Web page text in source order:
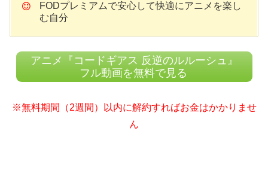
FODプレミアムで安心して快適にアニメを楽し
む自分
アニメ『コードギアス 反逆のルルーシュ』
フル動画を無料で見る
※無料期間（2週間）以内に解約すればお金はかかりませ
ん